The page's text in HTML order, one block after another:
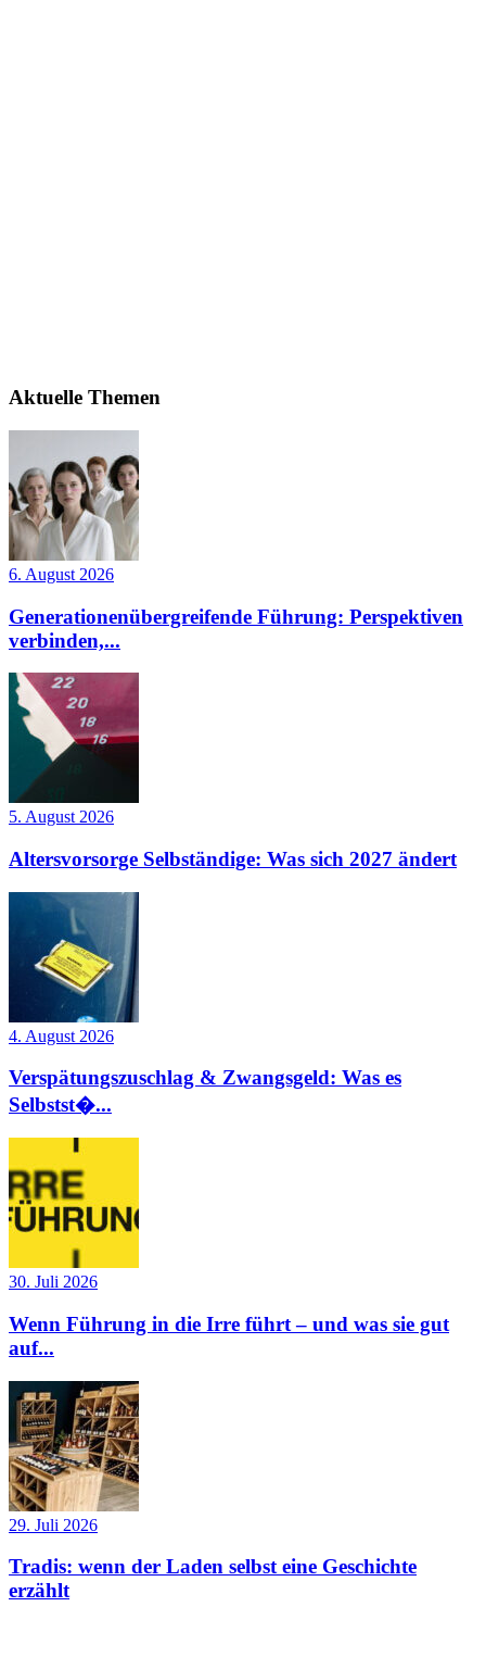
Aktuelle Themen
6. August 2026
Generationenübergreifende Führung: Perspektiven
verbinden,...
5. August 2026
Altersvorsorge Selbständige: Was sich 2027 ändert
4. August 2026
Verspätungszuschlag & Zwangsgeld: Was es
Selbstst�...
30. Juli 2026
Wenn Führung in die Irre führt – und was sie gut
auf...
29. Juli 2026
Tradis: wenn der Laden selbst eine Geschichte
erzählt